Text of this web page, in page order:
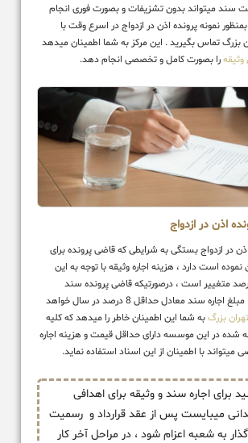
سند میتواند بدون تشزیفات و بصورت فوری انجام
نمونه پرونده اذن در ازدواج در اسرع وقت با
تماس بگیرید . این مرکز به شما اطمینان میدهد
وثیقهرا بصورت کامل و تخصصی انجام دهد.
اذن در ازدواج
در ازدواج بستگی به شرایطی که قاضی پرونده برای
است دارد ، هزینه اجاره وثیقه با توجه به این
از 8 الی 15 درصد متغییر است ، درصورتیکه قاضی پرونده سند
شهرستان را بپذیرد ، مبلغ اجاره سند معادل حداقل 8 درصد در سال خواهد
بزرگبه شما این اطمینان خاطر را میدهد که کلیه
شده در این موسسه دارای حداقل قیمت و هزینه اجاره
میتواند با اطمینان از این اسناد استفاده نماید.
برای اجاره سند و وثیقه برای اهدافی
میبایست پس از عقد قرارداد و رسمیت
به شعبه اعزام شود ، در مراحل آخر کار